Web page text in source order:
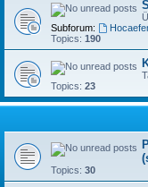
Subforum:
Topics: 190
Topics: 23
Topics: 30